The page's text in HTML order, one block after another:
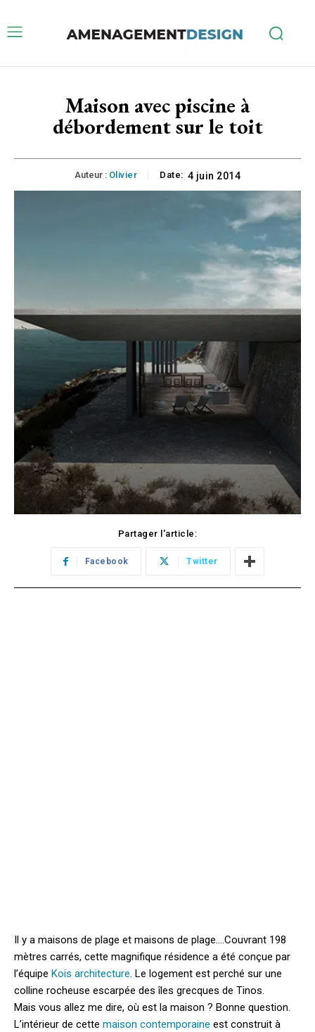
Maison avec piscine à
débordement sur le toit
Auteur : Olivier Date: 4 juin 2014
Partager l'article:
Facebook Twitter
Il y a maisons de plage et maisons de plage….Couvrant 198
mètres carrés, cette magnifique résidence a été conçue par
l’équipe Kois architecture. Le logement est perché sur une
colline rocheuse escarpée des îles grecques de Tinos.
Mais vous allez me dire, où est la maison ? Bonne question.
L’intérieur de cette maison contemporaine est construit à